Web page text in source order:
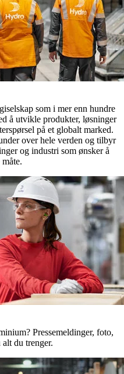
som i mer enn hundre
å utvikle produkter, løsninger
på et globalt marked.
over hele verden og tilbyr
og industri som ønsker å
Pressemeldinger, foto,
du trenger.